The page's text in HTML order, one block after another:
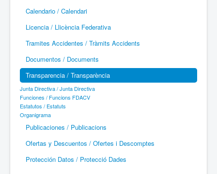
Ultraligeros / Ultralleugers
Vuelo Con Motor / Vol Amb Motor
Calendario / Calendari
Licencia / Llicència Federativa
Tramites Accidentes / Tràmits Accidents
Documentos / Documents
Transparencia / Transparència
Junta Directiva / Junta Directiva
Funciones / Funcions FDACV
Estatutos / Estatuts
Organigrama
Publicaciones / Publicacions
Ofertas y Descuentos / Ofertes i Descomptes
Protección Datos / Protecció Dades